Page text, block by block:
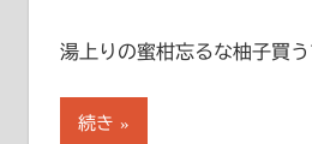
湯上りの蜜柑忘るな柚子買
続き